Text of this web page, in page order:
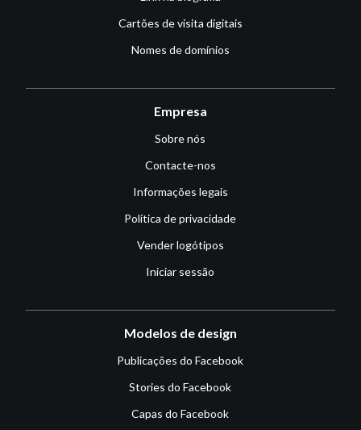
Cartões de visita digitais
Nomes de domínios
Empresa
Sobre nós
Contacte-nos
Informações legais
Política de privacidade
Vender logótipos
Iniciar sessão
Modelos de design
Publicações do Facebook
Stories do Facebook
Capas do Facebook